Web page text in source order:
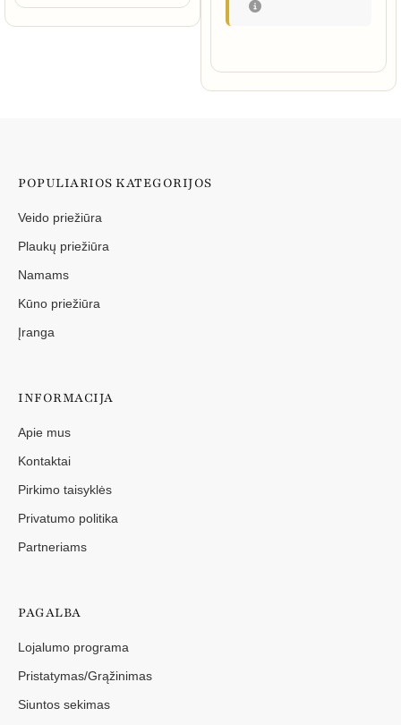
POPULIARIOS KATEGORIJOS
Veido priežiūra
Plaukų priežiūra
Namams
Kūno priežiūra
Įranga
INFORMACIJA
Apie mus
Kontaktai
Pirkimo taisyklės
Privatumo politika
Partneriams
PAGALBA
Lojalumo programa
Pristatymas/Grąžinimas
Siuntos sekimas